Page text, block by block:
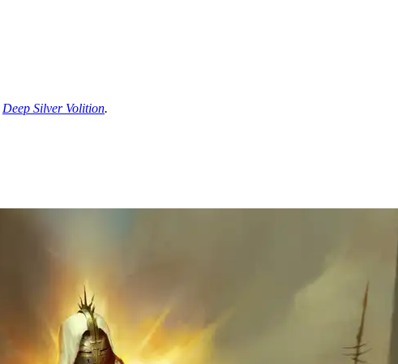
Deep Silver Volition.